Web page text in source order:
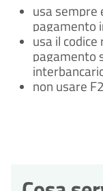
usa sempre
pagamento
usa il
pagamento
non usare